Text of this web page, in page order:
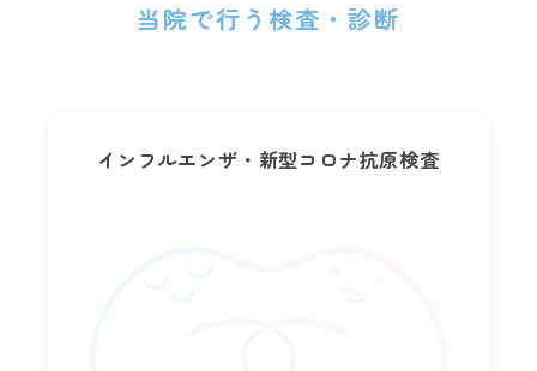
当院で行う検査・診断
インフルエンザ・新型コロナ抗原検査